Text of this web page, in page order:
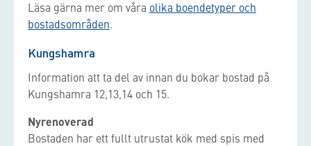
Läsa gärna mer om våra olika boendetyper och
bostadsområden.
Kungshamra
Information att ta del av innan du bokar bostad på
Kungshamra 12,13,14 och 15.
Nyrenoverad
Bostaden har ett fullt utrustat kök med spis med